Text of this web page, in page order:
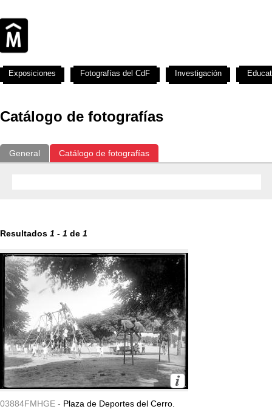
Catálogo de fotografías
General Catálogo de fotografías
Resultados 1 - 1 de 1
03884FMHGE - Plaza de Deportes del Cerro.
Exposiciones Fotografías del CdF Investigación